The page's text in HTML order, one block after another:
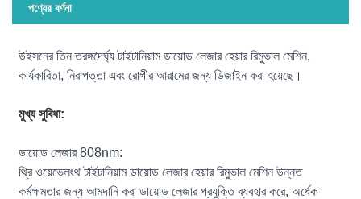
পণ্যের বর্ণনা
উইসনের তিন তরঙ্গদৈর্ঘ্য টাইটানিয়াম ডায়োড লেজার হেয়ার রিমুভাল মেশিন,
কার্যকারিতা, নিরাপত্তা এবং রোগীর আরামের জন্য ডিজাইন করা হয়েছে।
মুখ্য সুবিধা:
ডায়োড লেজার 808nm:
থ্রি ওয়েভেলংথ টাইটানিয়াম ডায়োড লেজার হেয়ার রিমুভাল মেশিন উন্নত
কর্মক্ষমতার জন্য আমদানি করা ডায়োড লেজার প্রযুক্তি ব্যবহার করে, অর্ধেক